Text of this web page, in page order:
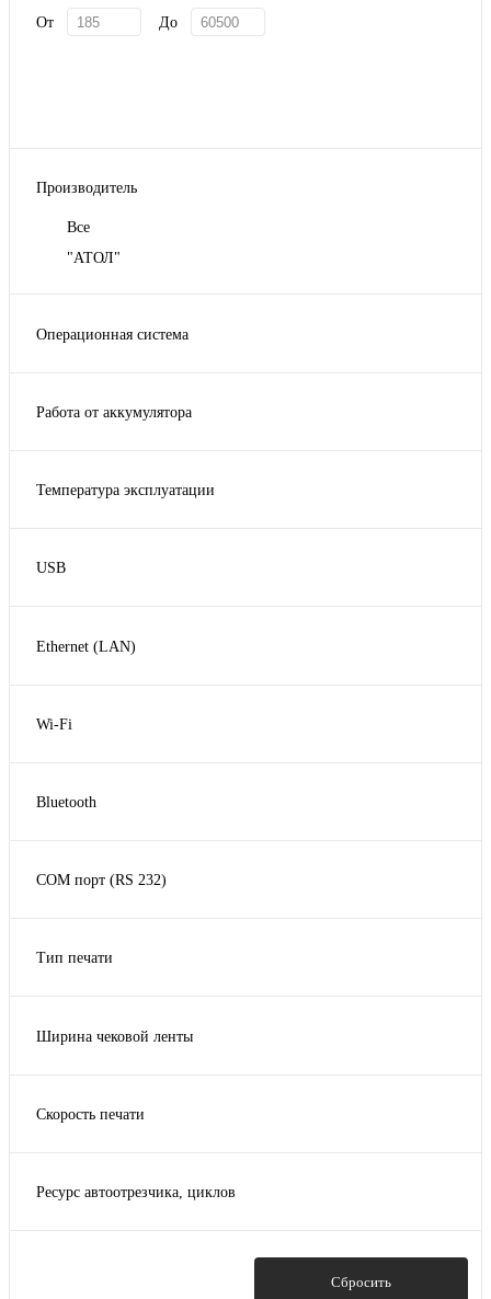
От До
Производитель
Все
"АТОЛ"
Операционная система
Работа от аккумулятора
Температура эксплуатации
USB
Ethernet (LAN)
Wi-Fi
Bluetooth
COM порт (RS 232)
Тип печати
Ширина чековой ленты
Скорость печати
177
Ресурс автоотрезчика, циклов
Сбросить